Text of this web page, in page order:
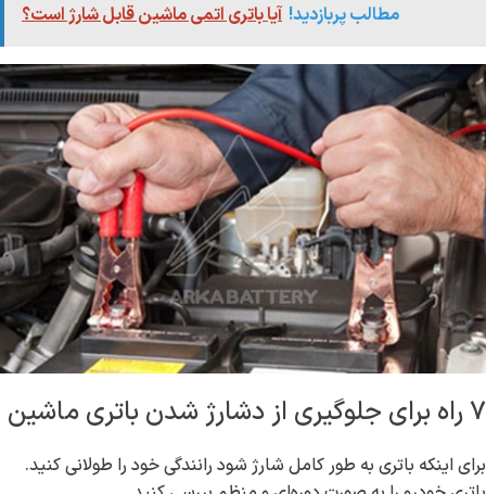
مطالب پربازدید! آیا باتری اتمی ماشین قابل شارژ است؟
۷ راه برای جلوگیری از دشارژ شدن باتری ماشین
برای اینکه باتری به طور کامل شارژ شود رانندگی خود را طولانی کنید.